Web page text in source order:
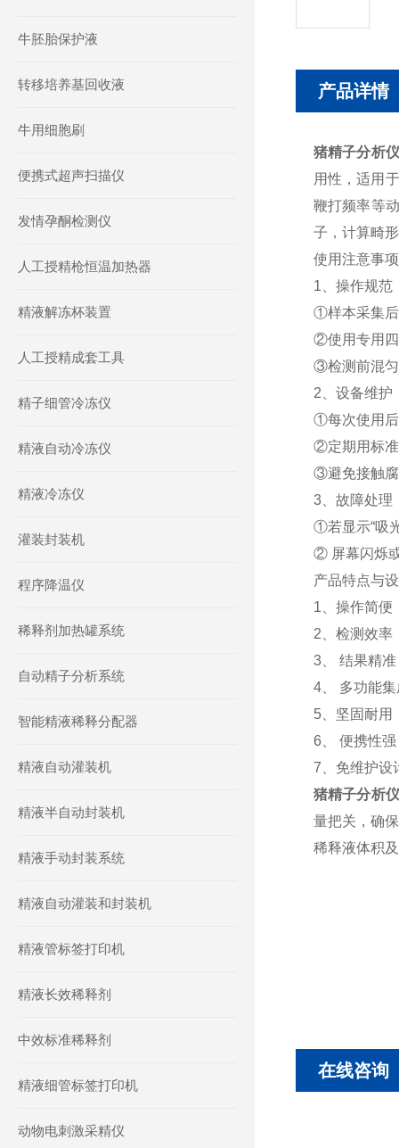
牛胚胎保护液
转移培养基回收液
牛用细胞刷
便携式超声扫描仪
发情孕酮检测仪
人工授精枪恒温加热器
精液解冻杯装置
人工授精成套工具
精子细管冷冻仪
精液自动冷冻仪
精液冷冻仪
灌装封装机
程序降温仪
稀释剂加热罐系统
自动精子分析系统
智能精液稀释分配器
精液自动灌装机
精液半自动封装机
精液手动封装系统
精液自动灌装和封装机
精液管标签打印机
精液长效稀释剂
中效标准稀释剂
精液细管标签打印机
动物电刺激采精仪
产品详情
猪精子分析
用性，适用
鞭打频率等
子，计算畸
使用注意事
1、操作规范
①样本采集后
②使用专用四
③检测前混匀
2、设备维护
①每次使用后
②定期用标准
③避免接触腐
3、故障处理
①若显示“吸
② 屏幕闪烁
产品特点与
1、操作简便
2、检测效率
3、 结果精
4、 多功能
5、坚固耐用
6、 便携性
7、免维护设
猪精子分析
量把关，确
稀释液体积
在线咨询